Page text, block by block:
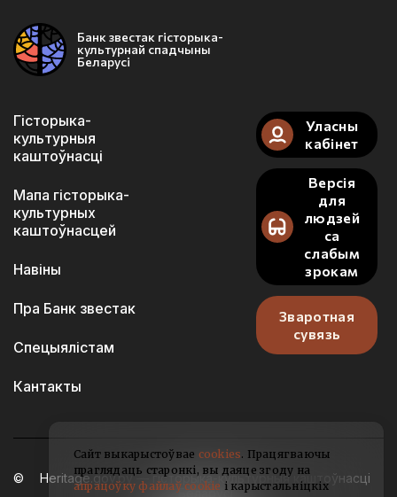
Банк звестак гісторыка-
культурнай спадчыны
Беларусі
Гісторыка-
культурныя
каштоўнасці
Мапа гісторыка-
культурных
каштоўнасцей
Навіны
Пра Банк звестак
Спецыялістам
Кантакты
Уласны
кабінет
Версія
для
людзей
са
слабым
зрокам
Зваротная
сувязь
Heritage.gov.by — гісторыка-культурныя каштоўнасці
Беларусі
Сайт выкарыстоўвае cookies. Працягваючы
праглядаць старонкі, вы даяце згоду на
апрацоўку файлаў cookie і карыстальніцкіх